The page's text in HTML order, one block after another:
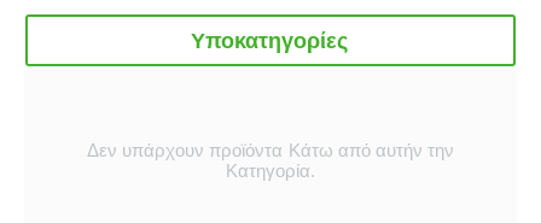
Υποκατηγορίες
Δεν υπάρχουν προϊόντα Κάτω από αυτήν την
Κατηγορία.